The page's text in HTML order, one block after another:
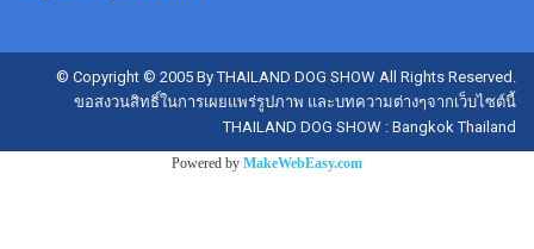
© Copyright © 2005 By THAILAND DOG SHOW All Rights Reserved.
ขอสงวนสิทธิ์ในการเผยแพร่รูปภาพ และบทความต่างๆจากเว็บไซต์นี้
THAILAND DOG SHOW : Bangkok Thailand
Powered by MakeWebEasy.com